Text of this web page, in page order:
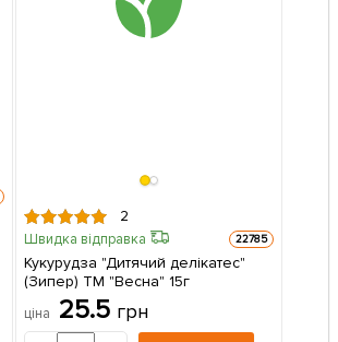
2
Швидка відправка 22785
Кукурудза "Дитячий делікатес"
(Зипер) ТМ "Весна" 15г
ціна 25.5 грн